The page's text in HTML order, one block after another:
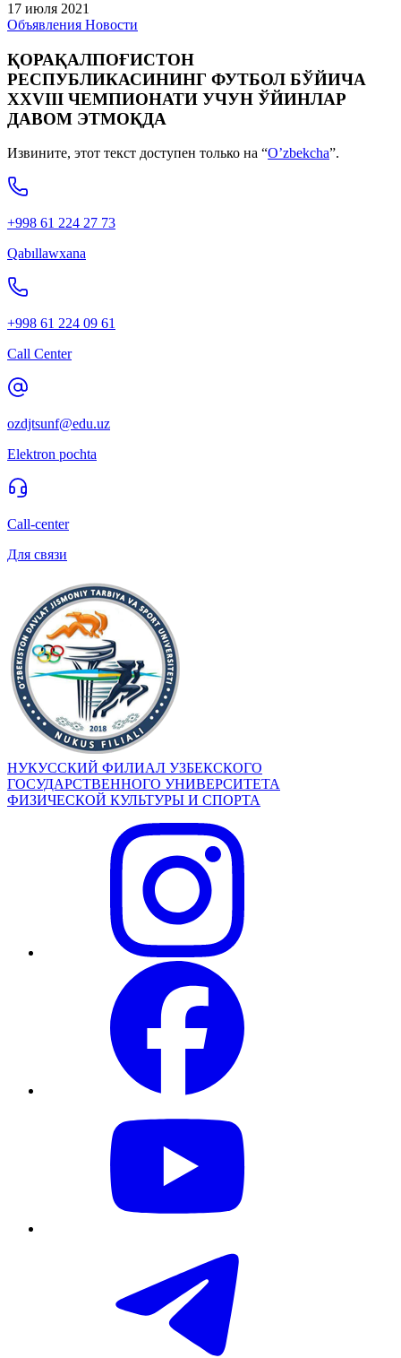
17 июля 2021
Объявления Новости
ҚОРАҚАЛПОҒИСТОН
РЕСПУБЛИКАСИНИНГ ФУТБОЛ БЎЙИЧА
ХХVIII ЧЕМПИОНАТИ УЧУН ЎЙИНЛАР
ДАВОМ ЭТМОҚДА
Извините, этот текст доступен только на “O’zbekcha”.
+998 61 224 27 73
Qabıllawxana
+998 61 224 09 61
Call Center
ozdjtsunf@edu.uz
Elektron pochta
Call-center
Для связи
НУКУССКИЙ ФИЛИАЛ УЗБЕКСКОГО
ГОСУДАРСТВЕННОГО УНИВЕРСИТЕТА
ФИЗИЧЕСКОЙ КУЛЬТУРЫ И СПОРТА